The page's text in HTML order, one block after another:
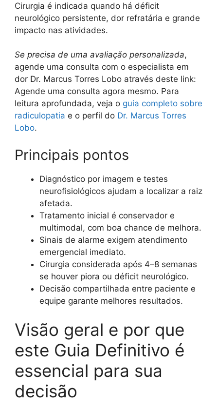
Cirurgia é indicada quando há déficit
neurológico persistente, dor refratária e grande
impacto nas atividades.
Se precisa de uma avaliação personalizada,
agende uma consulta com o especialista em
dor Dr. Marcus Torres Lobo através deste link:
Agende uma consulta agora mesmo. Para
leitura aprofundada, veja o guia completo sobre
radiculopatia e o perfil do Dr. Marcus Torres
Lobo.
Principais pontos
Diagnóstico por imagem e testes
neurofisiológicos ajudam a localizar a raiz
afetada.
Tratamento inicial é conservador e
multimodal, com boa chance de melhora.
Sinais de alarme exigem atendimento
emergencial imediato.
Cirurgia considerada após 4–8 semanas
se houver piora ou déficit neurológico.
Decisão compartilhada entre paciente e
equipe garante melhores resultados.
Visão geral e por que
este Guia Definitivo é
essencial para sua
decisão